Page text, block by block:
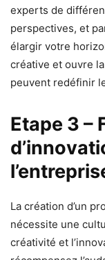
experts de
perspectives, et
élargir votre
créative et ouvre
peuvent redéfinir
Etape 3 –
La création d’un
nécessite une
créativité et